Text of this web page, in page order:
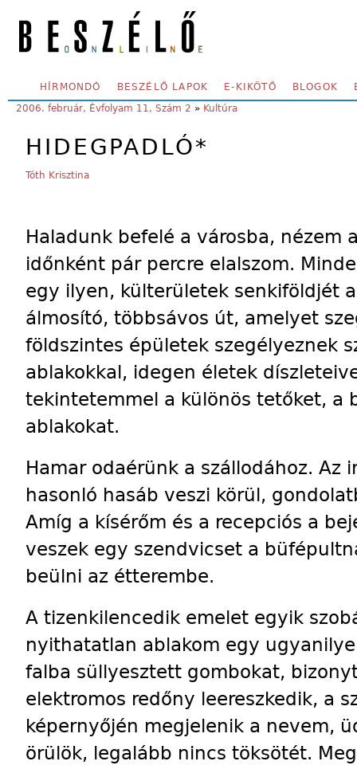
SECONDARY MENU
HÍRMONDÓ BESZÉLŐ LAPOK E-KIKÖTŐ BLOGOK
YOU ARE HERE:
2006. február, Évfolyam 11, Szám 2 » Kultúra
HIDEGPADLÓ*
Tóth Krisztina
Haladunk befelé a városba, nézem
időnként pár percre elalszom.
egy ilyen, külterületek senkiföldjét
álmosító, többsávos út, amelyet
földszintes épületek szegélyeznek
ablakokkal, idegen életek
tekintetemmel a különös tetőket, a
ablakokat.
Hamar odaérünk a szállodához.
hasonló hasáb veszi körül,
Amíg a kísérőm és a recepciós a
veszek egy szendvicset a
beülni az étterembe.
A tizenkilencedik emelet egyik
nyithatatlan ablakom egy
falba süllyesztett gombokat,
elektromos redőny leereszkedik, a
képernyőjén megjelenik a nevem,
örülök, legalább nincs töksötét.